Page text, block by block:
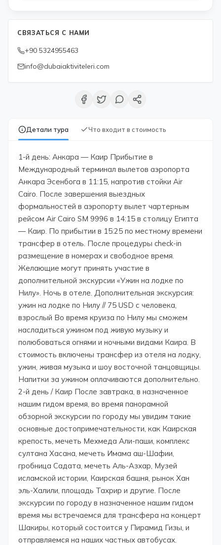
Детали тура Что входит в стоимость
1-й день: Анкара — Каир Прибытие в
Международный терминал вылетов аэропорта
Анкара Эсенбога в 11:15, напротив стойки Air
Cairo. После завершения выездных
формальностей в аэропорту вылет чартерным
рейсом Air Cairo SM 9996 в 14:15 в столицу Египта
— Каир. По прибытии в 15:25 по местному времени
трансфер в отель. После процедуры check-in
размещение в номерах и свободное время.
Желающие могут принять участие в
дополнительной экскурсии «Ужин на лодке по
Нилу». Ночь в отеле. Дополнительная экскурсия:
ужин на лодке по Нилу // 75 USD с человека,
взрослый Во время круиза по Нилу мы сможем
насладиться ужином под живую музыку и
полюбоваться огнями и ночными видами Каира. В
стоимость включены трансфер из отеля на лодку,
ужин, живая музыка и шоу восточной танцовщицы.
Напитки за ужином оплачиваются дополнительно.
2-й день / Каир После завтрака, в назначенное
нашим гидом время, во время панорамной
обзорной экскурсии по городу мы увидим такие
основные достопримечательности, как Каирская
крепость, мечеть Мехмеда Али-паши, комплекс
султана Хасана, мечеть Имама аш-Шафии,
гробница Садата, мечеть Аль-Азхар, Музей
исламской истории, Каирская башня, рынок Хан
эль-Халили, площадь Тахрир и другие. После
экскурсии по городу в назначенное нашим гидом
время мы встречаемся для трансфера на концерт
Шакиры, который состоится у Пирамид Гизы, и
отправляемся на наших частных автобусах.
СВЯЗАТЬСЯ С НАМИ
+90 5324955463
info@dubaiaktiviteleri.com